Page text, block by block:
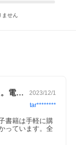
ません
以前から気になっていた作品でした。電子… 2023/12/1
tar********
書籍は手軽に購
っています。全